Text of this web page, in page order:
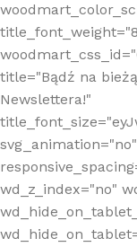
title="Bądź na
Newslettera!"
wd_z_index="no"